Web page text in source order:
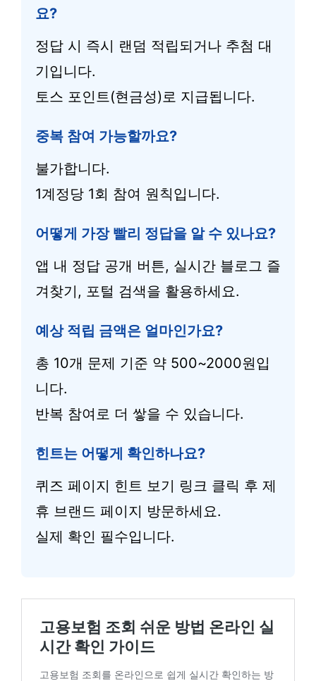
요?
정답 시 즉시 랜덤 적립되거나 추첨 대
기입니다.
토스 포인트(현금성)로 지급됩니다.
중복 참여 가능할까요?
불가합니다.
1계정당 1회 참여 원칙입니다.
어떻게 가장 빨리 정답을 알 수 있나요?
앱 내 정답 공개 버튼, 실시간 블로그 즐
겨찾기, 포털 검색을 활용하세요.
예상 적립 금액은 얼마인가요?
총 10개 문제 기준 약 500~2000원입
니다.
반복 참여로 더 쌓을 수 있습니다.
힌트는 어떻게 확인하나요?
퀴즈 페이지 힌트 보기 링크 클릭 후 제
휴 브랜드 페이지 방문하세요.
실제 확인 필수입니다.